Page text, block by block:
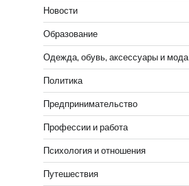
Новости
Образование
Одежда, обувь, аксессуары и мода
Политика
Предпринимательство
Профессии и работа
Психология и отношения
Путешествия